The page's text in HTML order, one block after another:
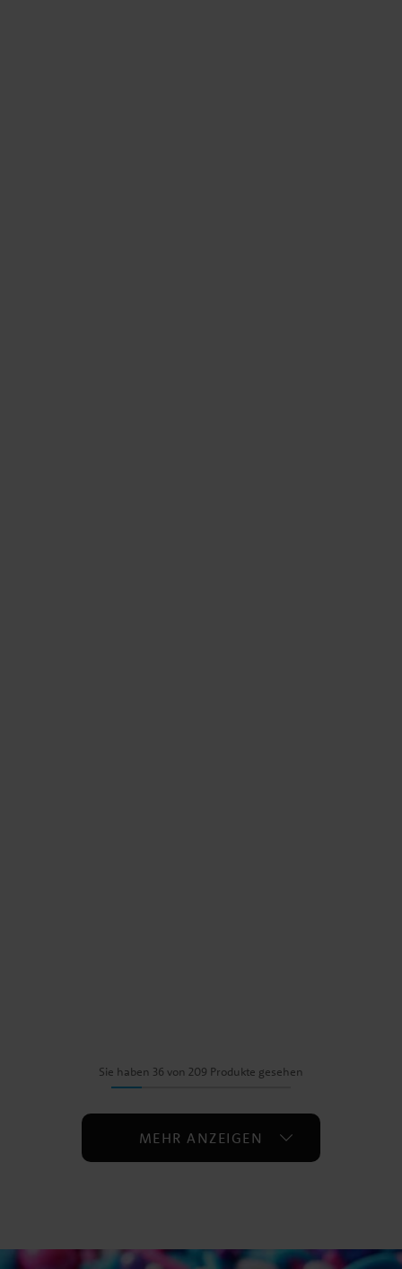
Sie haben 36 von 209 Produkte gesehen
MEHR ANZEIGEN